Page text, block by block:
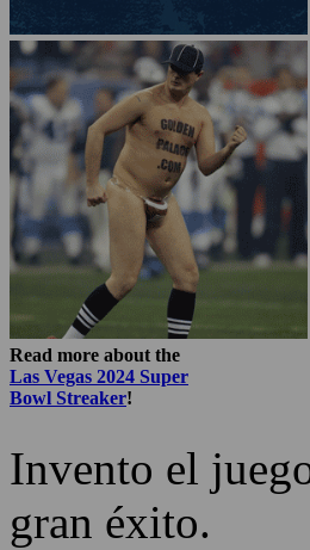
Read more about the
Las Vegas 2024 Super
Bowl Streaker!
Invento el
gran éxito.